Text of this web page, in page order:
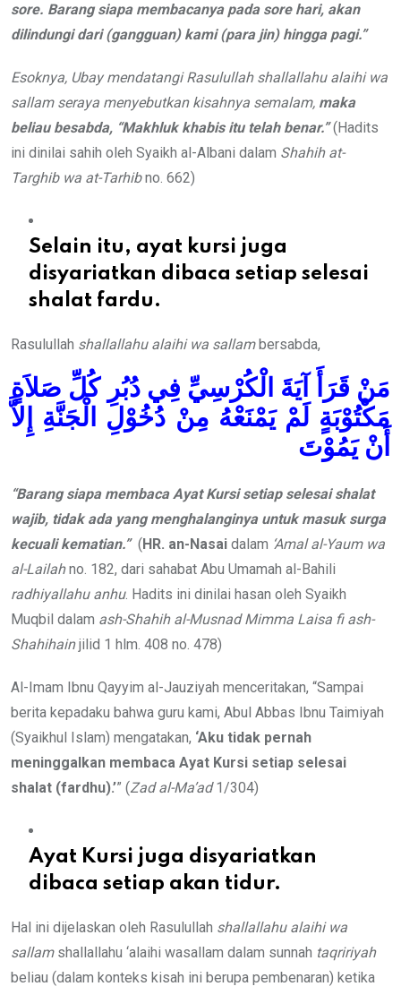
sore. Barang siapa membacanya pada sore hari, akan
dilindungi dari (gangguan) kami (para jin)hingga pagi.”
Esoknya, Ubay mendatangi Rasulullah shallallahu alaihi wa
sallam seraya menyebutkan kisahnya semalam, maka
beliau besabda, “Makhluk khabis itu telah benar.”(Hadits
ini dinilai sahih oleh Syaikh al-Albani dalam Shahih at-
Targhib wa at-Tarhibno. 662)
Selain itu, ayat kursi juga
disyariatkan dibaca setiap selesai
shalat fardu.
Rasulullah shallallahu alaihi wa sallambersabda,
مَنْ قَرَأَ آيَةَ الْكُرْسِيِّ فِي دُبُرِ كُلِّ صَلاَةٍ
مَكْتُوْبَةٍ لَمْ يَمْنَعْهُ مِنْ دُخُوْلِ الْجَنَّةِ إِلاَّ
أَنْ يَمُوْتَ
“Barang siapa membaca Ayat Kursi setiapselesai shalat
wajib, tidak ada yang menghalanginya untukmasuk surga
kecuali kematian.”( HR. an- Nasai dalam ‘Amal al-Yaum wa
al-Lailahno. 182, dari sahabat Abu Umamah al-Bahili
radhiyallahu anhu. Hadits ini dinilai hasan oleh Syaikh
Muqbil dalam ash-Shahih al-Musnad Mimma Laisa fi ash-
Shahihainjilid 1 hlm. 408 no. 478)
Al-Imam Ibnu Qayyim al-Jauziyah menceritakan, “Sampai
berita kepadaku bahwa guru kami, Abul Abbas Ibnu Taimiyah
(Syaikhul Islam) mengatakan, ‘Aku tidak pernah
meninggalkan membaca Ayat Kursi setiap selesai
shalat (fardhu).’” (Zad al-Ma’ad1/304)
Ayat Kursi juga disyariatkan
dibaca setiap akan tidur.
Hal ini dijelaskan oleh Rasulullah shallallahu alaihi wa
sallamshallallahu ‘alaihi wasallam dalam sunnah taqririyah
beliau (dalam konteks kisah ini berupa pembenaran) ketika